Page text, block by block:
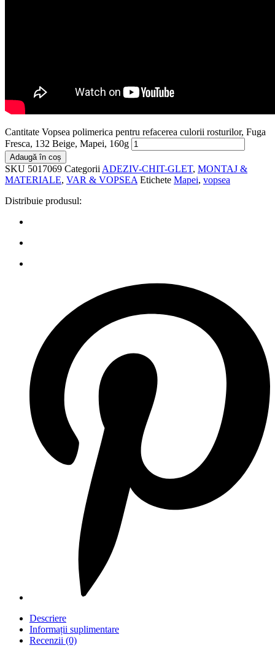
Cantitate Vopsea polimerica pentru refacerea culorii rosturilor, Fuga
Fresca, 132 Beige, Mapei, 160g
Adaugă în coș
SKU 5017069 Categorii ADEZIV-CHIT-GLET, MONTAJ &
MATERIALE, VAR & VOPSEA Etichete Mapei, vopsea
Distribuie produsul:
Descriere
Informații suplimentare
Recenzii (0)